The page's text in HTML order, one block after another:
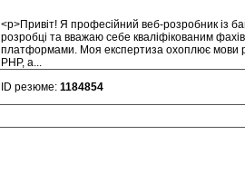
<p>Привіт! Я професійний веб-розробник із
розробці та вважаю себе кваліфікованим
платформами. Моя експертиза охоплює мови
PHP, а...
ID резюме: 1184854